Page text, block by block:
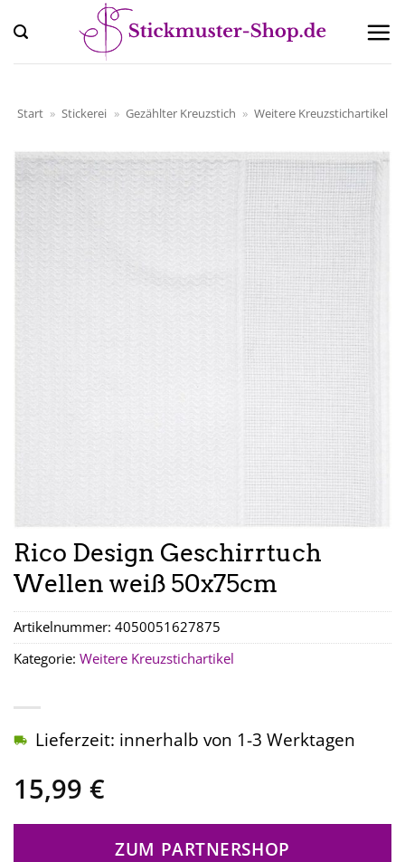
Inhalt
springen
Start » Stickerei » Gezählter Kreuzstich » Weitere Kreuzstichartikel
Rico Design Geschirrtuch
Wellen weiß 50x75cm
15,99 €
Lieferzeit: innerhalb von 1-3 Werktagen
ZUM PARTNERSHOP
Artikelnummer: 4050051627875
Kategorie: Weitere Kreuzstichartikel